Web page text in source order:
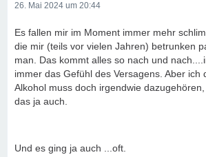
26. Mai 2024 um 20:44
Es fallen mir im Moment immer mehr
die mir (teils vor vielen Jahren) betrunken
man. Das kommt alles so nach und
immer das Gefühl des Versagens. Aber ich
Alkohol muss doch irgendwie
das ja auch.
Und es ging ja auch ...oft.